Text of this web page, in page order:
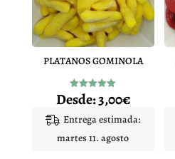
pueden
elegir
en
la
de
producto
PLATANOS GOMINOLA
Valorado
con
de 5
Desde:3,00€
Entrega estimada:
martes 11. agosto